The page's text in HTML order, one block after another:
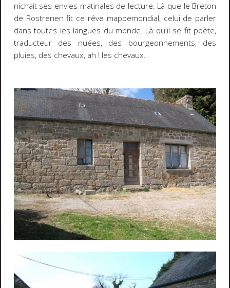
nichait ses envies matinales de lecture. Là que le Breton
de Rostrenen fit ce rêve mappemondial, celui de parler
dans toutes les langues du monde. Là qu'il se fit poète,
traducteur des nuées, des bourgeonnements, des
pluies, des chevaux, ah ! les chevaux.